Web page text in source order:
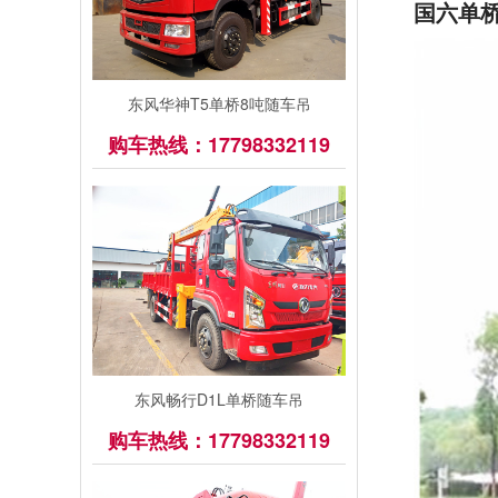
东风华神T5单桥8吨随车吊
购车热线：17798332119
东风畅行D1L单桥随车吊
购车热线：17798332119
国六单